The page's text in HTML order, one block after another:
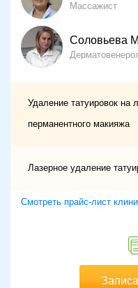
Массажист
Соловьева
Удаление татуировок на
перманентного макияжа
Лазерное удаление
Смотреть прайс-лист